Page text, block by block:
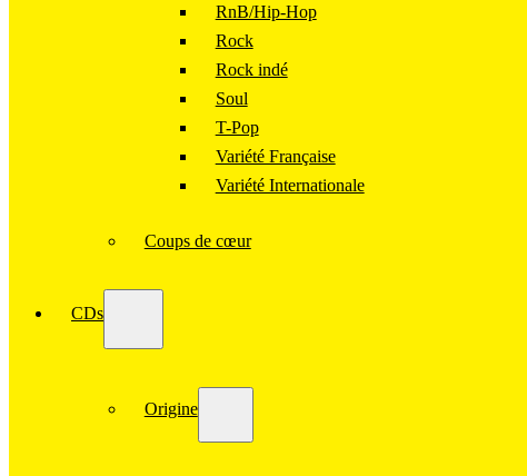
RnB/Hip-Hop
Rock
Rock indé
Soul
T-Pop
Variété Française
Variété Internationale
Coups de cœur
CDs
Origine